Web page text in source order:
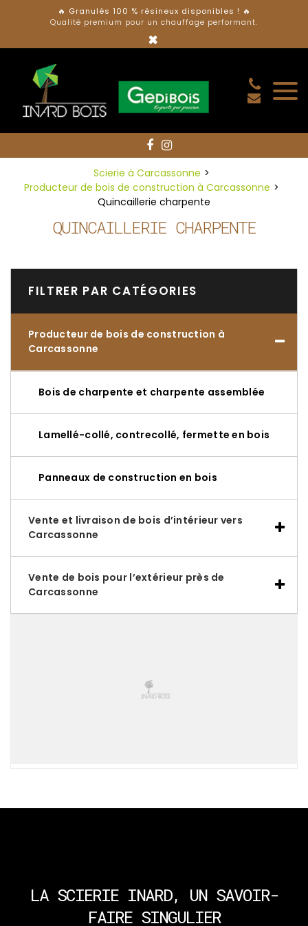
🔥 Granulés 100 % résineux disponibles ! 🔥
Qualité premium pour un chauffage performant.
×
Scierie à Carcassonne
Producteur de bois de construction à Carcassonne
Quincaillerie charpente
QUINCAILLERIE CHARPENTE
FILTRER PAR CATÉGORIES
Producteur de bois de construction à
Carcassonne
Bois de charpente et charpente assemblée
Lamellé-collé, contrecollé, fermette en bois
Panneaux de construction en bois
Vente et livraison de bois d’intérieur vers
Carcassonne
Vente de bois pour l’extérieur près de
Carcassonne
LA SCIERIE INARD, UN SAVOIR-
FAIRE SINGULIER
Panneau de gestion des cookies